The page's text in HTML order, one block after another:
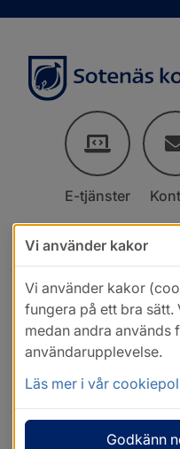
E-tjänster
Vi använder kakor
Vi använder kakor
fungera på ett bra
medan andra
användarupplevelse.
Läs mer i vår
Godkänn